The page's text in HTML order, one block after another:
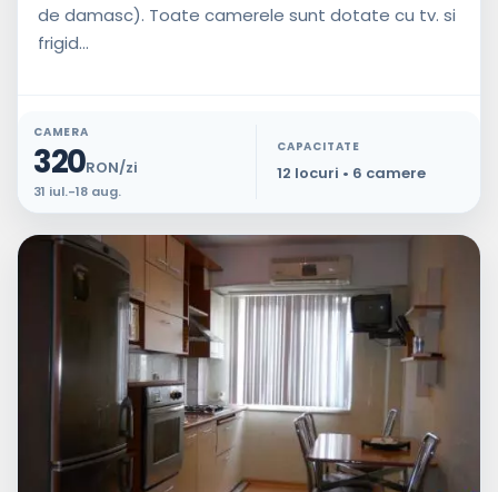
de damasc). Toate camerele sunt dotate cu tv. si
frigid...
CAMERA
320RON/zi
31 iul.-18 aug.
CAPACITATE
12 locuri • 6 camere